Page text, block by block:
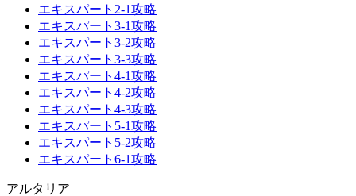
エキスパート2-1攻略
エキスパート3-1攻略
エキスパート3-2攻略
エキスパート3-3攻略
エキスパート4-1攻略
エキスパート4-2攻略
エキスパート4-3攻略
エキスパート5-1攻略
エキスパート5-2攻略
エキスパート6-1攻略
アルタリア